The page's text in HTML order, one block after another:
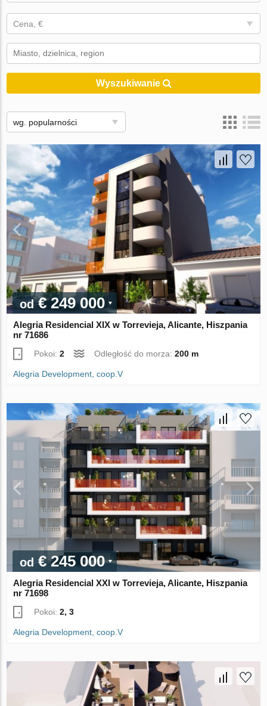
Cena, €
Wyszukiwanie
wg. popularności
od€ 249 000
Alegria Residencial XIX w Torrevieja, Alicante, Hiszpania
nr 71686
Pokoi:2 Odległość do morza:200 m
Alegria Development, coop.V
od € 245 000
Alegria Residencial XXI w Torrevieja, Alicante, Hiszpania
nr 71698
Pokoi:2, 3
Alegria Development, coop.V